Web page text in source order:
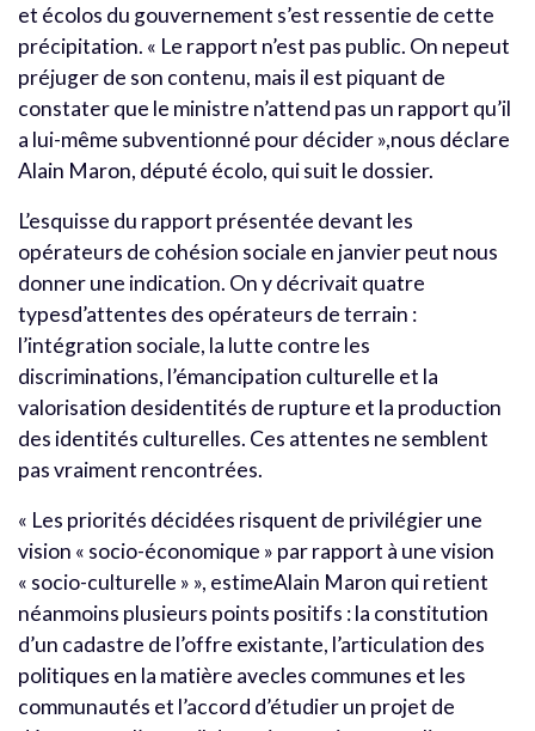
et écolos du gouvernement s’est ressentie de cette
précipitation. « Le rapport n’est pas public. On nepeut
préjuger de son contenu, mais il est piquant de
constater que le ministre n’attend pas un rapport qu’il
a lui-même subventionné pour décider »,nous déclare
Alain Maron, député écolo, qui suit le dossier.
L’esquisse du rapport présentée devant les
opérateurs de cohésion sociale en janvier peut nous
donner une indication. On y décrivait quatre
typesd’attentes des opérateurs de terrain :
l’intégration sociale, la lutte contre les
discriminations, l’émancipation culturelle et la
valorisation desidentités de rupture et la production
des identités culturelles. Ces attentes ne semblent
pas vraiment rencontrées.
« Les priorités décidées risquent de privilégier une
vision « socio-économique » par rapport à une vision
« socio-culturelle » », estimeAlain Maron qui retient
néanmoins plusieurs points positifs : la constitution
d’un cadastre de l’offre existante, l’articulation des
politiques en la matière avecles communes et les
communautés et l’accord d’étudier un projet de